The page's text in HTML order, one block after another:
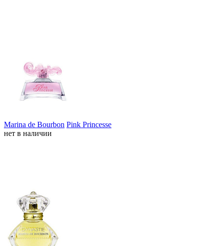
Marina de Bourbon Pink Princesse
нет в наличии